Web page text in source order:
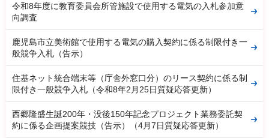
令和8年度に教育委員会所管施設で使用する電気の入札参加意
向調査
鹿児島市立美術館で使用する電気の購入契約に係る制限付き一
般競争入札（告示）
住基ネット統合端末等（庁舎外窓口分）のリース契約に係る制
限付き一般競争入札（令和8年2月25日質疑応答更新）
西郷隆盛生誕200年・没後150年記念プロジェクト業務委託契
約に係る企画提案競技（告示）（4月7日質疑応答更新）